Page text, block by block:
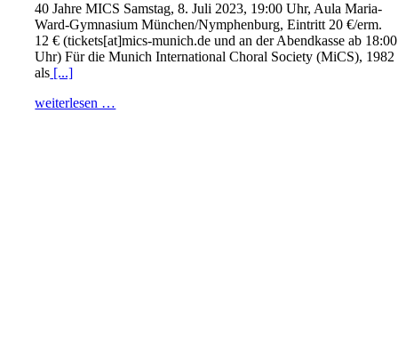
40 Jahre MICS Samstag, 8. Juli 2023, 19:00 Uhr, Aula Maria-
Ward-Gymnasium München/Nymphenburg, Eintritt 20 €/erm.
12 € (tickets[at]mics-munich.de und an der Abendkasse ab 18:00
Uhr) Für die Munich International Choral Society (MiCS), 1982
als [...]
weiterlesen …